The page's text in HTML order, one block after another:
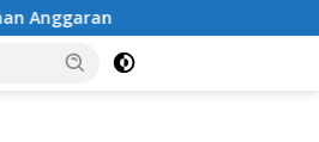
Peringati HUT ke-81